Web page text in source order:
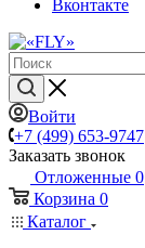
Вконтакте
Войти
+7 (499) 653-9747
Заказать звонок
Отложенные 0
Корзина 0
Каталог